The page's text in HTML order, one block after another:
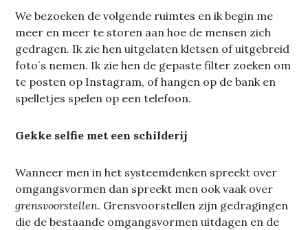
We bezoeken de volgende ruimtes en ik begin me
meer en meer te storen aan hoe de mensen zich
gedragen. Ik zie hen uitgelaten kletsen of uitgebreid
foto´s nemen. Ik zie hen de gepaste filter zoeken om
te posten op Instagram, of hangen op de bank en
spelletjes spelen op een telefoon.
Gekke selfie met een schilderij
Wanneer men in het systeemdenken spreekt over
omgangsvormen dan spreekt men ook vaak over
grensvoorstellen. Grensvoorstellen zijn gedragingen
die de bestaande omgangsvormen uitdagen en de